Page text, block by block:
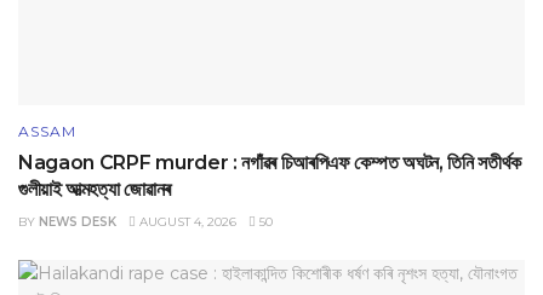
ASSAM
Nagaon CRPF murder : নগাঁৱৰ চিআৰপিএফ কেম্পত অঘটন, তিনি সতীৰ্থক
গুলীয়াই আত্মহত্যা জোৱানৰ
BY NEWS DESK AUGUST 4, 2026 50